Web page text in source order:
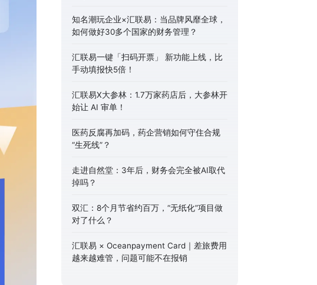
知名潮玩企业×汇联易：当品牌风靡全球，
如何做好30多个国家的财务管理？
汇联易一键「扫码开票」 新功能上线，比
手动填报快5倍！
汇联易X大参林：1.7万家药店后，大参林开
始让 AI 审单！
医药反腐再加码，药企营销如何守住合规
“生死线”？
走进自然堂：3年后，财务会完全被AI取代
掉吗？
双汇：8个月节省约百万，“无纸化”项目做
对了什么？
汇联易 × Oceanpayment Card｜差旅费用
越来越难管，问题可能不在报销